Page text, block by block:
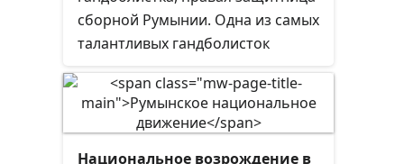
сборной Румынии. Одна из самых
талантливых гандболисток
Национальное возрождение в